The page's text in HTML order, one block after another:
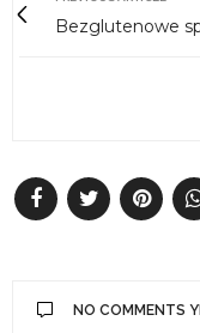
Bezglutenowe
NO COMMENTS